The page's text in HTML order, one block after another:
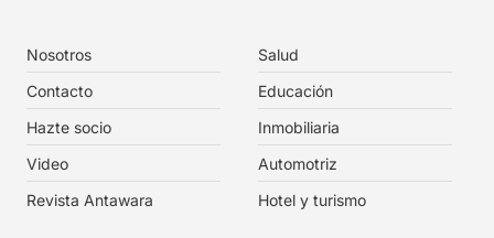
Nosotros
Contacto
Hazte socio
Video
Revista Antawara
Salud
Educación
Inmobiliaria
Automotriz
Hotel y turismo